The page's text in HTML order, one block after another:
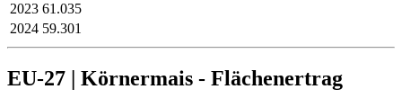
2023 61.035
2024 59.301
EU-27 | Körnermais - Flächenertrag